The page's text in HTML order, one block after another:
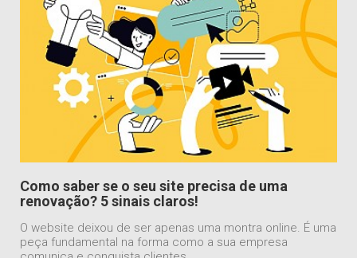
Como saber se o seu site precisa de uma
renovação? 5 sinais claros!
O website deixou de ser apenas uma montra online. É uma
peça fundamental na forma como a sua empresa